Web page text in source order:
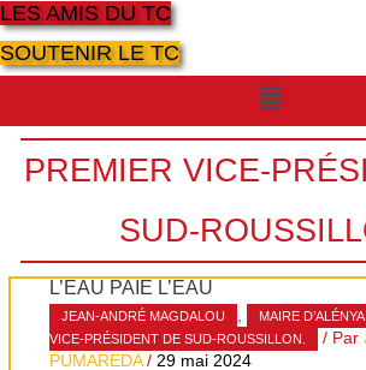
LES AMIS DU TC
SOUTENIR LE TC
Menu
PREMIER VICE-
SUD-
L’EAU PAIE L’EAU
JEAN-ANDRÉ MAGDALOU , MAIRE D’ALÉNYA
VICE-PRÉSIDENT DE SUD-ROUSSILLON.
/ Par
PUMAREDA /29 mai 2024